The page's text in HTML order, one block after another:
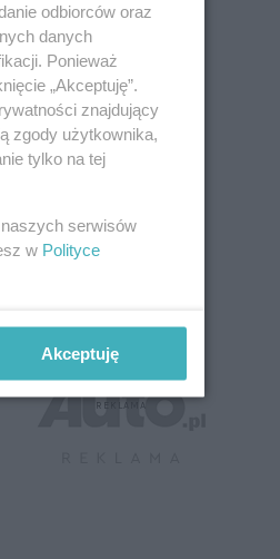
odbiorców oraz
danych
Ponieważ
„Akceptuję”.
znajdujący
zgody użytkownika,
tylko na tej
serwisów
w Polityce
Akceptuję